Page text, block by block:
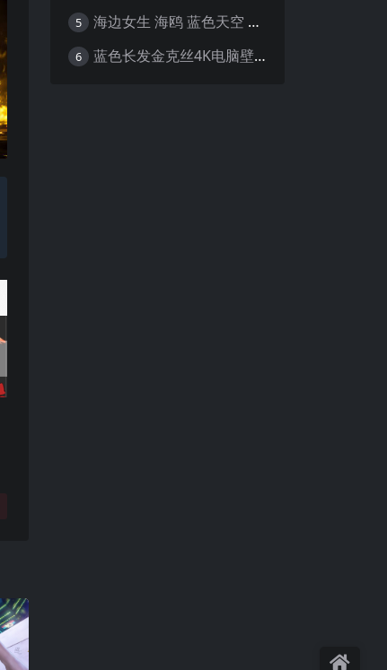
5 海边女生 海鸥 蓝色天空 4K壁纸
6 蓝色长发金克丝4K电脑壁纸